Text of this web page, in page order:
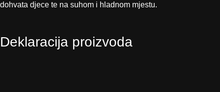
dohvata djece te na suhom i hladnom mjestu.
Deklaracija proizvoda